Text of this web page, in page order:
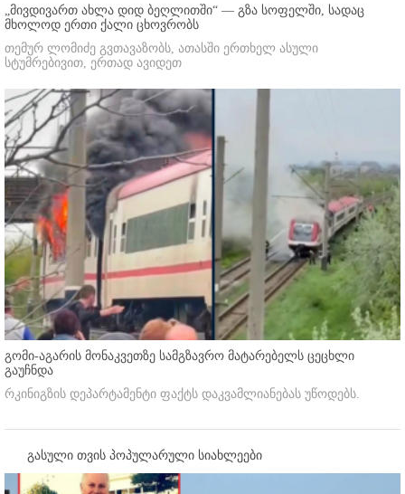
„მივდივართ ახლა დიდ ბეღლითში“ — გზა სოფელში, სადაც
მხოლოდ ერთი ქალი ცხოვრობს
თემურ ლომიძე გვთავაზობს, ათასში ერთხელ ასული
სტუმრებივით, ერთად ავიდეთ
გომი-აგარის მონაკვეთზე სამგზავრო მატარებელს ცეცხლი
გაუჩნდა
რკინიგზის დეპარტამენტი ფაქტს დაკვამლიანებას უწოდებს.
გასული თვის პოპულარული სიახლეები